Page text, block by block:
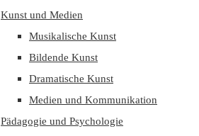
Kunst und Medien
Musikalische Kunst
Bildende Kunst
Dramatische Kunst
Medien und Kommunikation
Pädagogie und Psychologie